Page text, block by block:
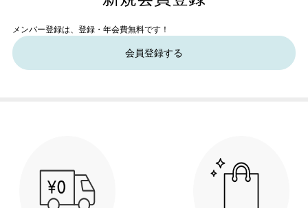
メンバー登録は、登録・年会費無料です！
会員登録する